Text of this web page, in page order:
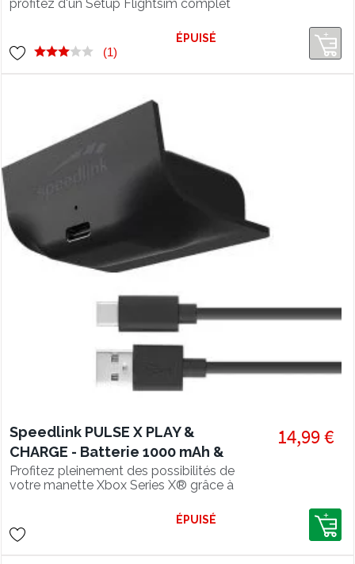
profitez d'un Setup Flightsim complet
(1)
ÉPUISÉ
Speedlink PULSE X PLAY &
CHARGE - Batterie 1000 mAh &
Câble pour manette Xbox
Series
Profitez pleinement des possibilités de
votre manette Xbox Series X® grâce à
PULSE X Play & Charge Power Kit.
14,99 €
ÉPUISÉ